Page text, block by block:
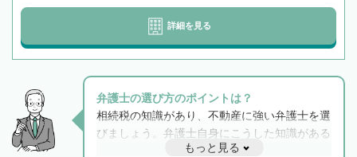
詳細を見る
弁護士の選び方のポイントは？
相続税の知識があり、不動産に強い弁護士を選
びましょう。弁護士自身にこうした知識がある
と他士業との連携もスムーズに進み、トラブル
もっと見る